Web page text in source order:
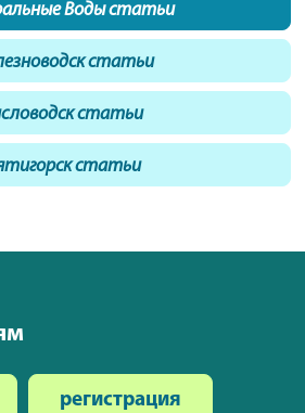
Воды статьи
статьи
статьи
статьи
регистрация